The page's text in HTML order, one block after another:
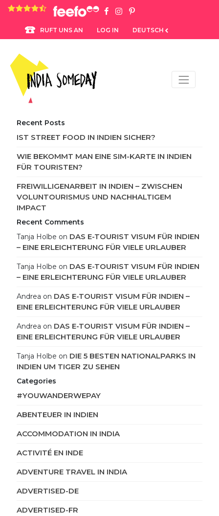
4.8 rating based on 1,234 ratings
RUFT UNS AN LOG IN DEUTSCH
Recent Posts
IST STREET FOOD IN INDIEN SICHER?
WIE BEKOMMT MAN EINE SIM-KARTE IN INDIEN
FÜR TOURISTEN?
FREIWILLIGENARBEIT IN INDIEN – ZWISCHEN
VOLUNTOURISMUS UND NACHHALTIGEM
IMPACT
Recent Comments
Tanja Holbe on DAS E-TOURIST VISUM FÜR INDIEN
– EINE ERLEICHTERUNG FÜR VIELE URLAUBER
Tanja Holbe on DAS E-TOURIST VISUM FÜR INDIEN
– EINE ERLEICHTERUNG FÜR VIELE URLAUBER
Andrea on DAS E-TOURIST VISUM FÜR INDIEN –
EINE ERLEICHTERUNG FÜR VIELE URLAUBER
Andrea on DAS E-TOURIST VISUM FÜR INDIEN –
EINE ERLEICHTERUNG FÜR VIELE URLAUBER
Tanja Holbe on DIE 5 BESTEN NATIONALPARKS IN
INDIEN UM TIGER ZU SEHEN
Categories
#YOUWANDERWEPAY
ABENTEUER IN INDIEN
ACCOMMODATION IN INDIA
ACTIVITÉ EN INDE
ADVENTURE TRAVEL IN INDIA
ADVERTISED-DE
ADVERTISED-FR